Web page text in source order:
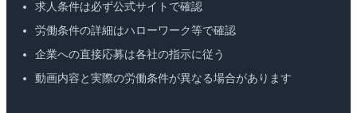
求人条件は必ず公式サイトで確認
労働条件の詳細はハローワーク等で確認
企業への直接応募は各社の指示に従う
動画内容と実際の労働条件が異なる場合があります